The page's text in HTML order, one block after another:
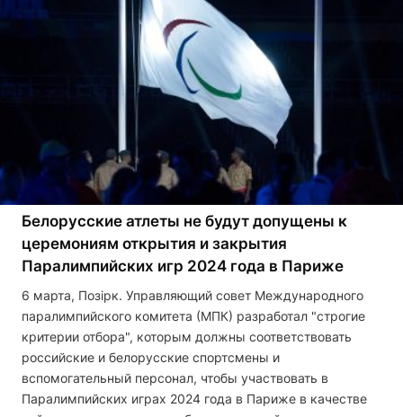
Белорусские атлеты не будут допущены к
церемониям открытия и закрытия
Паралимпийских игр 2024 года в Париже
6 марта, Позірк. Управляющий совет Международного
паралимпийского комитета (МПК) разработал "строгие
критерии отбора", которым должны соответствовать
российские и белорусские спортсмены и
вспомогательный персонал, чтобы участвовать в
Паралимпийских играх 2024 года в Париже в качестве